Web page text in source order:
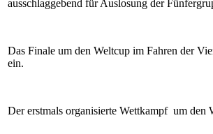
ausschlaggebend für Auslosung der
Das Finale um den Weltcup im Fahren der
ein.
Der erstmals organisierte Wettkampf um